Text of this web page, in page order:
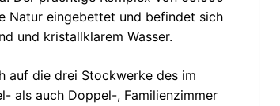
Natur eingebettet und befindet sich
und kristallklarem Wasser.
auf die drei Stockwerke des im
als auch Doppel-, Familienzimmer